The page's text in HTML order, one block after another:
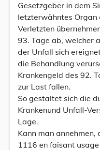
Gesetzgeber in dem
letzterwähntes Organ
Verletzten
93. Tage ab, welcher
der Unfall sich
die Behandlung
Krankengeld des 92.
zur Last fallen.
So gestaltet sich die
Krankenund Unfall-
Lage.
Kann man annehmen,
1116 en faisant